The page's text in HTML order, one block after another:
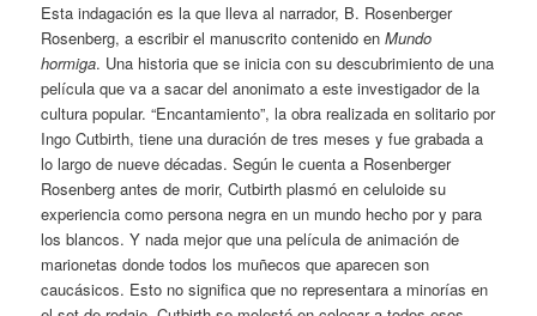
Esta indagación es la que lleva al narrador, B. Rosenberger
Rosenberg, a escribir el manuscrito contenido enMundo
hormiga. Una historia que se inicia con su descubrimiento de una
película que va a sacar del anonimato a este investigador de la
cultura popular. “Encantamiento”, la obra realizada en solitario por
Ingo Cutbirth, tiene una duración de tres meses y fue grabada a
lo largo de nueve décadas. Según le cuenta a Rosenberger
Rosenberg antes de morir, Cutbirth plasmó en celuloide su
experiencia como persona negra en un mundo hecho por y para
los blancos. Y nada mejor que una película de animación de
marionetas donde todos los muñecos que aparecen son
caucásicos. Esto no significa que no representara a minorías en